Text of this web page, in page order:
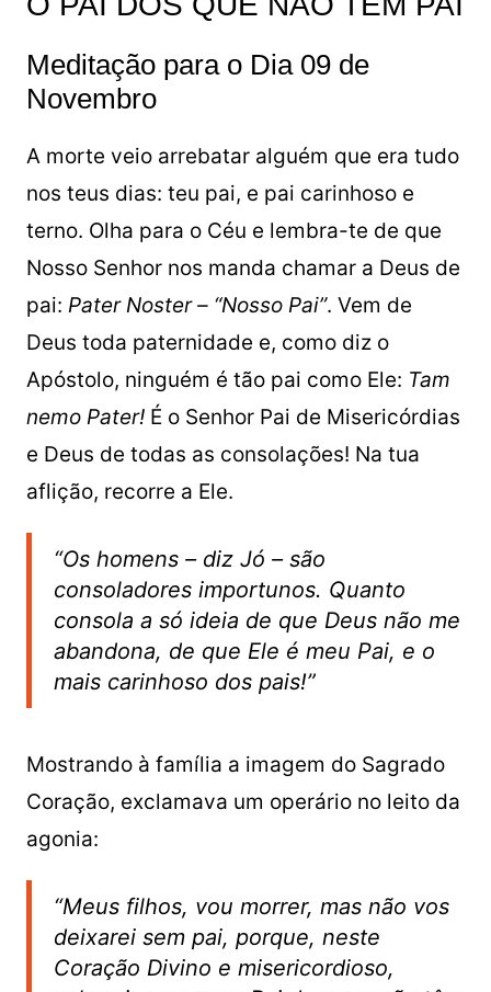
Meditação para o Dia 09 de
Novembro
A morte veio arrebatar alguém que era tudo
nos teus dias: teu pai, e pai carinhoso e
terno. Olha para o Céu e lembra-te de que
Nosso Senhor nos manda chamar a Deus de
pai: Pater Noster – “Nosso Pai”. Vem de
Deus toda paternidade e, como diz o
Apóstolo, ninguém é tão pai como Ele: Tam
nemo Pater!É o Senhor Pai de Misericórdias
e Deus de todas as consolações! Na tua
aflição, recorre a Ele.
“Os homens – diz Jó – são
consoladores importunos. Quanto
consola a só ideia de que Deus não me
abandona, de que Ele é meu Pai, e o
mais carinhoso dos pais!”
Mostrando à família a imagem do Sagrado
Coração, exclamava um operário no leito da
agonia:
“Meus filhos, vou morrer, mas não vos
deixarei sem pai, porque, neste
Coração Divino e misericordioso,